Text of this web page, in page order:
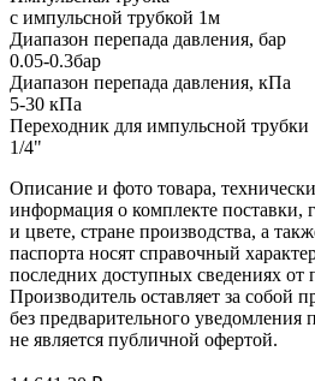
с импульсной трубкой 1м
Диапазон перепада давления, бар
0.05-0.3бар
Диапазон перепада давления, кПа
5-30 кПа
Переходник для импульсной трубки
1/4"
Описание и фото товара,
информация о комплекте поставки,
и цвете, стране производства, а
паспорта носят справочный
последних доступных сведениях от
Производитель оставляет за собой
без предварительного
не является публичной офертой.